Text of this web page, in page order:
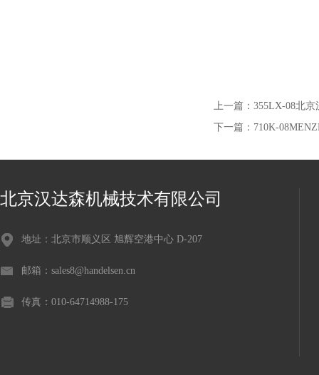
上一篇： 355LX-08北
下一篇： 710K-
北京汉达森机械技术有限公司
地址：北京市顺义区 旭辉空港中心 D-207
邮箱：sales8@handelsen.cn
传真：010-64714988-175